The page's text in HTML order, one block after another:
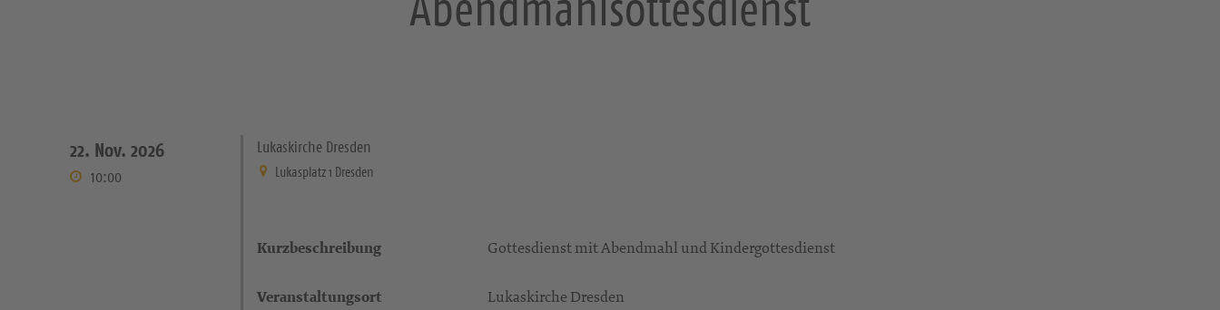
22. Nov. 2026
10:00
Lukaskirche Dresden
Lukasplatz 1 Dresden
Kurzbeschreibung Gottesdienst mit Abendmahl und Kindergottesdienst
Veranstaltungsort
Lukaskirche Dresden